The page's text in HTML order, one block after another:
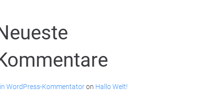
WordPress-Kommentatoron Hallo Welt!